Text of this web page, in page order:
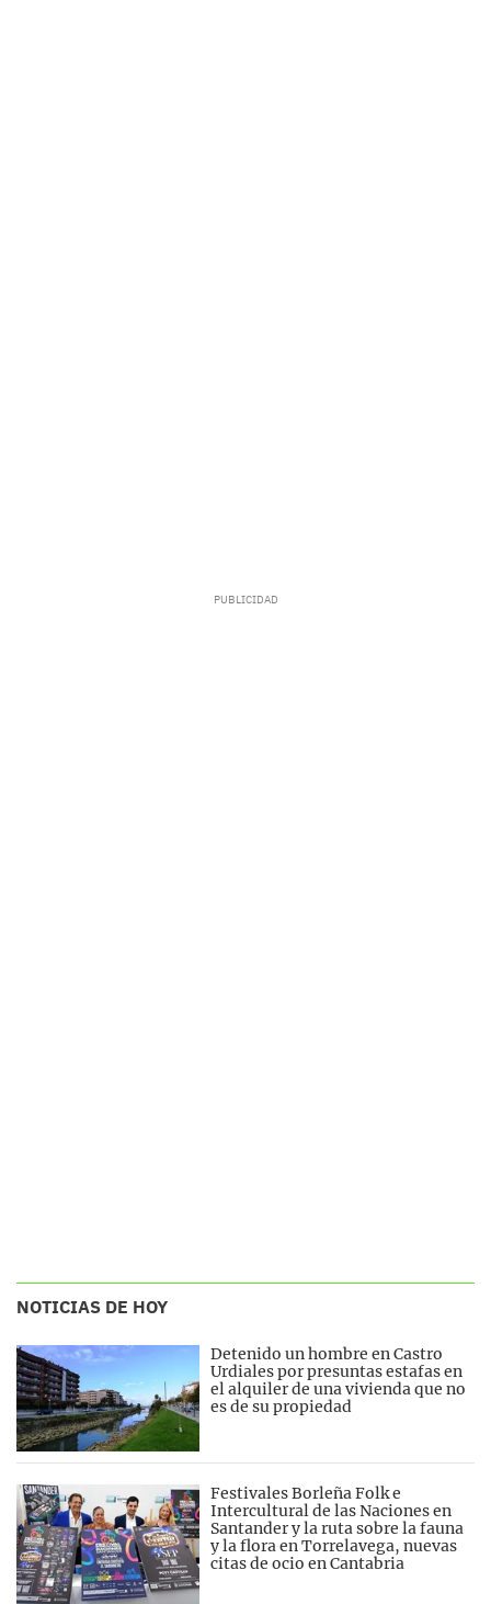
NOTICIAS DE HOY
Detenido un hombre en Castro
Urdiales por presuntas estafas en
el alquiler de una vivienda que no
es de su propiedad
Festivales Borleña Folk e
Intercultural de las Naciones en
Santander y la ruta sobre la fauna
y la flora en Torrelavega, nuevas
citas de ocio en Cantabria